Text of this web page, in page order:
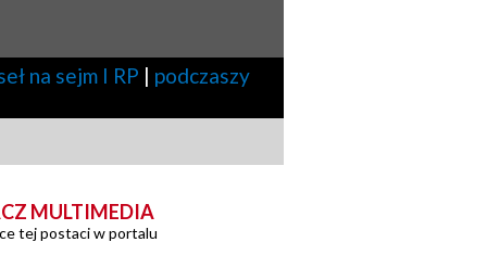
na sejm I RP | podczaszy
MULTIMEDIA
tej postaci w portalu